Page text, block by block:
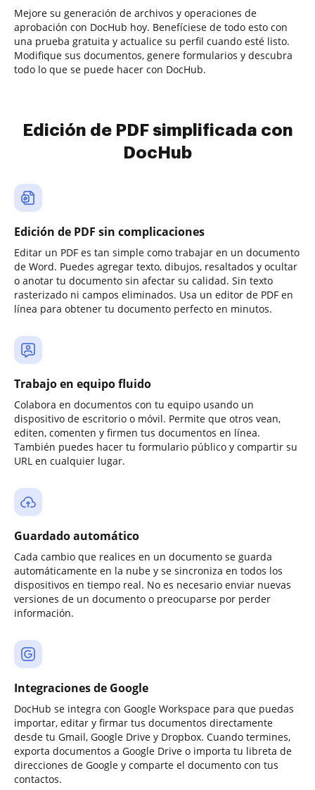
Mejore su generación de archivos y operaciones de
aprobación con DocHub hoy. Benefíciese de todo esto con
una prueba gratuita y actualice su perfil cuando esté listo.
Modifique sus documentos, genere formularios y descubra
todo lo que se puede hacer con DocHub.
Edición de PDF simplificada con
DocHub
Edición de PDF sin complicaciones
Editar un PDF es tan simple como trabajar en un documento
de Word. Puedes agregar texto, dibujos, resaltados y ocultar
o anotar tu documento sin afectar su calidad. Sin texto
rasterizado ni campos eliminados. Usa un editor de PDF en
línea para obtener tu documento perfecto en minutos.
Trabajo en equipo fluido
Colabora en documentos con tu equipo usando un
dispositivo de escritorio o móvil. Permite que otros vean,
editen, comenten y firmen tus documentos en línea.
También puedes hacer tu formulario público y compartir su
URL en cualquier lugar.
Guardado automático
Cada cambio que realices en un documento se guarda
automáticamente en la nube y se sincroniza en todos los
dispositivos en tiempo real. No es necesario enviar nuevas
versiones de un documento o preocuparse por perder
información.
Integraciones de Google
DocHub se integra con Google Workspace para que puedas
importar, editar y firmar tus documentos directamente
desde tu Gmail, Google Drive y Dropbox. Cuando termines,
exporta documentos a Google Drive o importa tu libreta de
direcciones de Google y comparte el documento con tus
contactos.